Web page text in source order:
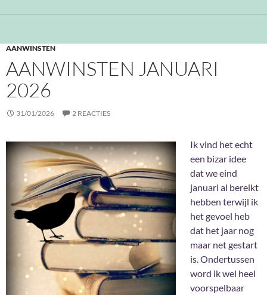
AANWINSTEN
AANWINSTEN JANUARI
2026
31/01/2026 2 REACTIES
Ik vind het echt
een bizar idee
dat we eind
januari al bereikt
hebben terwijl ik
het gevoel heb
dat het jaar nog
maar net gestart
is. Ondertussen
word ik wel heel
voorspelbaar